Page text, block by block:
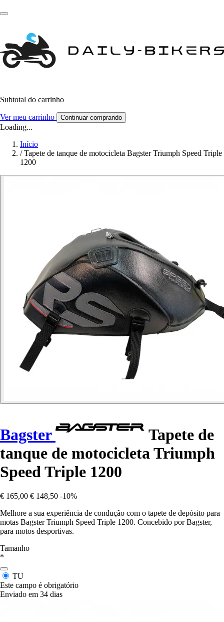
Subtotal do carrinho
Ver meu carrinho Continuar comprando
Loading...
Início
/ Tapete de tanque de motocicleta Bagster Triumph Speed Triple
1200
Bagster
Tapete de
tanque de motocicleta Triumph
Speed Triple 1200
€ 165,00 € 148,50 -10%
Melhore a sua experiência de condução com o tapete de depósito para
motas Bagster Triumph Speed Triple 1200. Concebido por Bagster,
para motos desportivas.
Tamanho
*
TU
Este campo é obrigatório
Enviado em 34 dias